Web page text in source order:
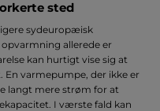
sted
sydeuropæisk
allerede er
kan hurtigt vise sig at
varmepumpe, der ikke er
langt mere strøm for at
I værste fald kan